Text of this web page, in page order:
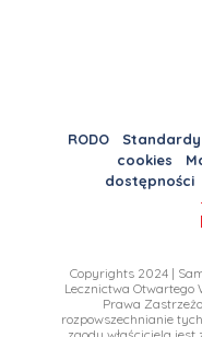
RODO Standardy
cookies
dostępności
Copyrights 2024 |
Lecznictwa Otwartego
Prawa
rozpowszechnianie